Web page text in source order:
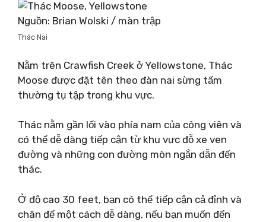
Nguồn: Brian Wolski / màn trập
Thác Nai
Nằm trên Crawfish Creek ở Yellowstone, Thác
Moose được đặt tên theo đàn nai sừng tấm
thường tụ tập trong khu vực.
Thác nằm gần lối vào phía nam của công viên và
có thể dễ dàng tiếp cận từ khu vực đỗ xe ven
đường và những con đường mòn ngắn dẫn đến
thác.
Ở độ cao 30 feet, bạn có thể tiếp cận cả đỉnh và
chân đế một cách dễ dàng, nếu bạn muốn đến